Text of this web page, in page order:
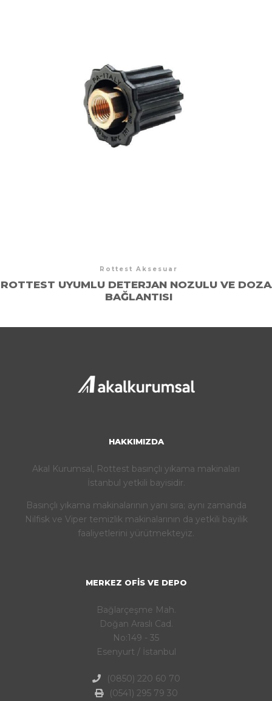
Rottest Aksesuar
ROTTEST UYUMLU DETERJAN NOZULU VE
BAĞLANTISI
HAKKIMIZDA
Akal Kurumsal, Rottest basınçlı yıkama makinaları
İstanbul yetkili bayisidir.
Basınçlı yıkama makinalarının yanı sıra; aynı zamanda
Nilfisk ve Viper temizlik makinalarının da yetkili bayilik
faaliyetlerini yürütmekteyiz.
MERKEZ OFIS VE DEPO
Bağlarçeşme Mah.
Doğan Araslı Cad.
No:149 - 35
Esenyurt / İstanbul
(0850) 220 60 70
(0541) 295 79 30